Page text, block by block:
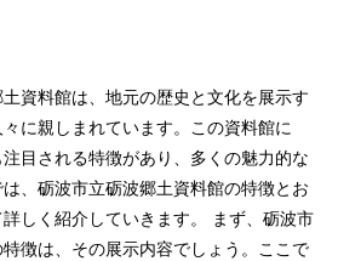
資料館は、地元の歴史と文化を展示す
に親しまれています。この資料館に
目される特徴があり、多くの魅力的な
、砺波市立砺波郷土資料館の特徴とお
しく紹介していきます。 まず、砺波市
徴は、その展示内容でしょう。ここで